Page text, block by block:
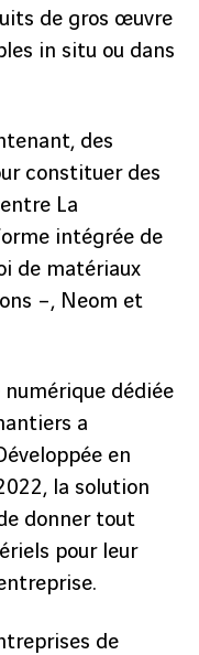
de gros œuvre
in situ ou dans
des
constituer des
La
intégrée de
de matériaux
–, Neom et
numérique dédiée
a
en
la solution
donner tout
pour leur
de